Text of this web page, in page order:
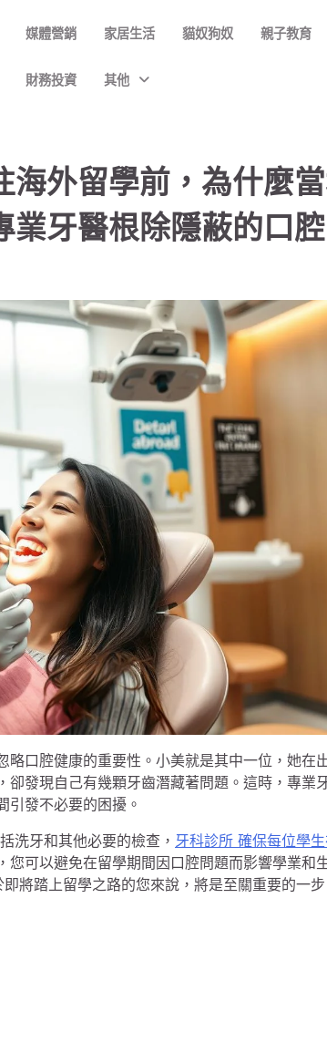
媒體營銷 家居生活 貓奴狗奴 親子教育
財務投資 其他
海外留學前，為什麼
牙醫根除隱蔽的口
口腔健康的重要性。小美就是其中一位，她在
發現自己有幾顆牙齒潛藏著問題。這時，專業
引發不必要的困擾。
洗牙和其他必要的檢查， 牙科診所 確保每位學
您可以避免在留學期間因口腔問題而影響學業和
即將踏上留學之路的您來說，將是至關重要的一步